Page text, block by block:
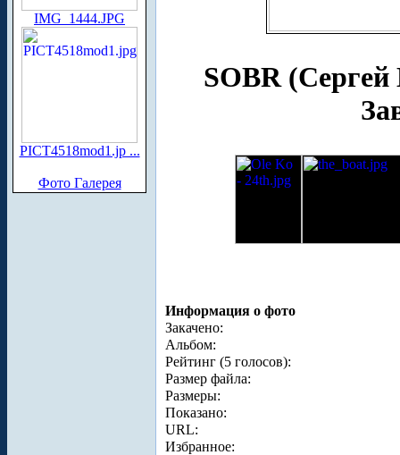
IMG_1444.JPG
PICT4518mod1.jp ...
Фото Галерея
SOBR
Информация о фото
Закачено:
Альбом:
Рейтинг (5 голосов):
Размер файла:
Размеры:
Показано:
URL:
Избранное: